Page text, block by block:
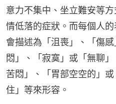
意力不集中、坐立難安等
情低落的症狀。而每個人
會描述為「沮喪」、「傷
悶」、「寂寞」或「無聊
苦悶」、「胃部空空的」
住」等來形容。